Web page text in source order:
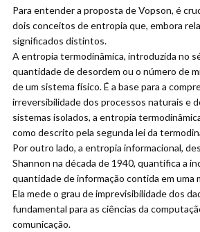
Para entender a proposta de Vopson, é
dois conceitos de entropia que, embora
significados distintos.
A entropia termodinâmica, introduzida no
quantidade de desordem ou o número de
de um sistema físico. É a base para a
irreversibilidade dos processos naturais e
sistemas isolados, a entropia
como descrito pela segunda lei da
Por outro lado, a entropia informacional,
Shannon na década de 1940, quantifica a
quantidade de informação contida em uma
Ela mede o grau de imprevisibilidade dos
fundamental para as ciências da
comunicação.